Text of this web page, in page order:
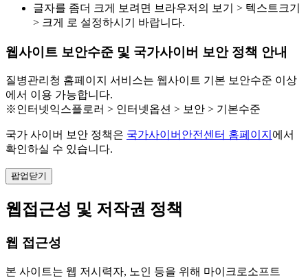
글자를 좀더 크게 보려면 브라우저의 보기 > 텍스트크기
> 크게 로 설정하시기 바랍니다.
웹사이트 보안수준 및 국가사이버 보안 정책 안내
질병관리청 홈페이지 서비스는 웹사이트 기본 보안수준 이상
에서 이용 가능합니다.
※인터넷익스플로러 > 인터넷옵션 > 보안 > 기본수준
국가 사이버 보안 정책은 국가사이버안전센터 홈페이지 에서
확인하실 수 있습니다.
팝업닫기
웹접근성 및 저작권 정책
웹 접근성
본 사이트는 웹 저시력자, 노인 등을 위해 마이크로소프트